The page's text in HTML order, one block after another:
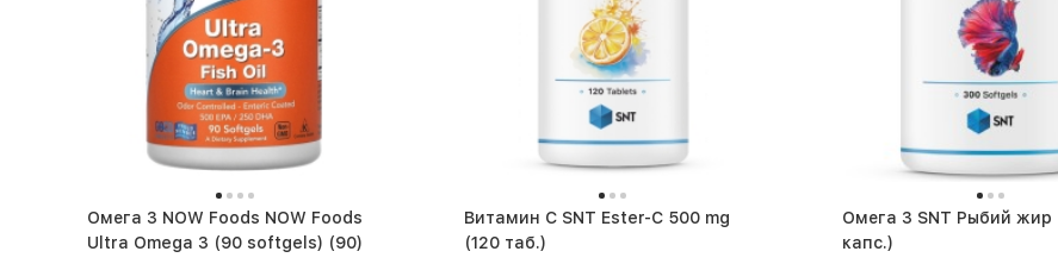
Омега 3 NOW Foods NOW Foods
Ultra Omega 3 (90 softgels) (90)
Витамин C SNT Ester-C 500 mg
(120 таб.)
Омега 3 SNT Рыбий жир (300
капс.)